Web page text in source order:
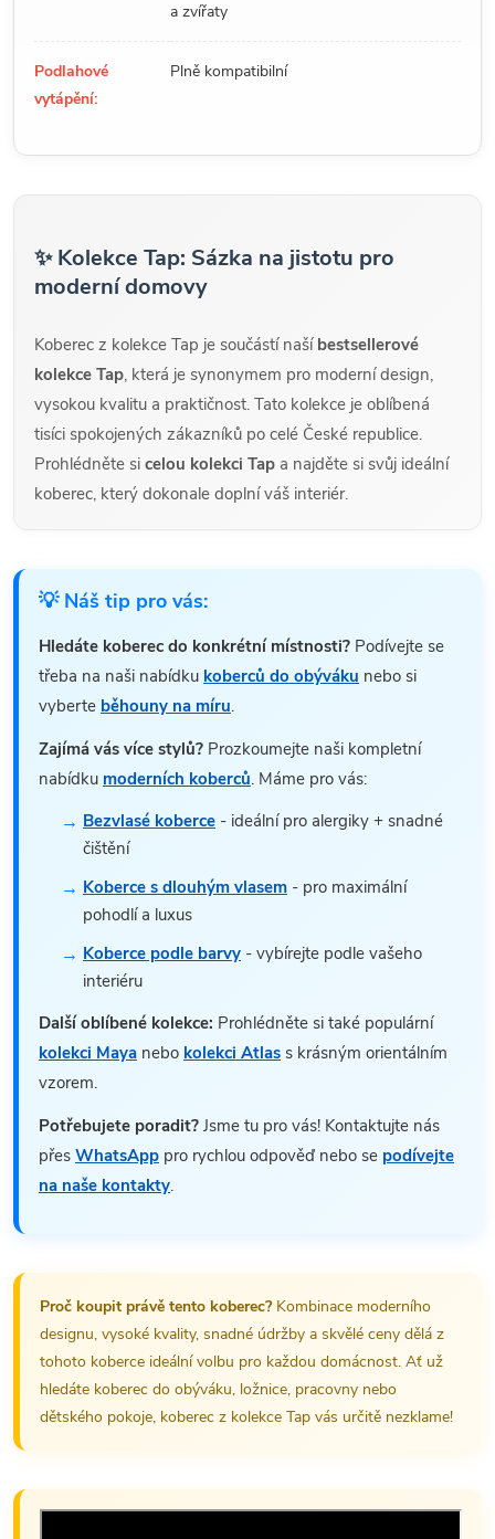
a zvířaty
Podlahové
vytápění:
Plně kompatibilní
✨ Kolekce Tap: Sázka na jistotu pro
moderní domovy
Koberec z kolekce Tap je součástí naší bestsellerové
kolekce Tap, která je synonymem pro moderní design,
vysokou kvalitu a praktičnost. Tato kolekce je oblíbená
tisíci spokojených zákazníků po celé České republice.
Prohlédněte si celou kolekci Tap a najděte si svůj ideální
koberec, který dokonale doplní váš interiér.
💡 Náš tip pro vás:
Hledáte koberec do konkrétní místnosti? Podívejte se
třeba na naši nabídku koberců do obýváku nebo si
vyberte běhouny na míru.
Zajímá vás více stylů? Prozkoumejte naši kompletní
nabídku moderních koberců. Máme pro vás:
Bezvlasé koberce - ideální pro alergiky + snadné
čištění
Koberce s dlouhým vlasem - pro maximální
pohodlí a luxus
Koberce podle barvy - vybírejte podle vašeho
interiéru
Další oblíbené kolekce: Prohlédněte si také populární
kolekci Maya nebo kolekci Atlas s krásným orientálním
vzorem.
Potřebujete poradit? Jsme tu pro vás! Kontaktujte nás
přes WhatsApp pro rychlou odpověď nebo se podívejte
na naše kontakty.
Proč koupit právě tento koberec?Kombinace moderního
designu, vysoké kvality, snadné údržby a skvělé ceny dělá z
tohoto koberce ideální volbu pro každou domácnost. Ať už
hledáte koberec do obýváku, ložnice, pracovny nebo
dětského pokoje, koberec z kolekce Tap vás určitě nezklame!